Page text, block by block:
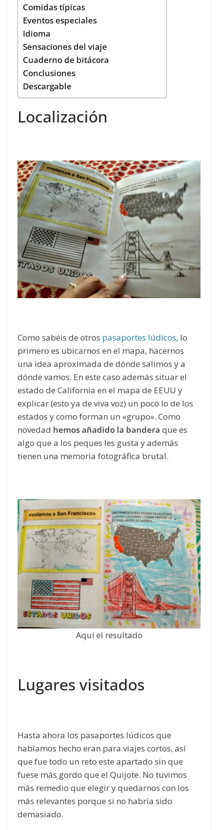
Comidas típicas
Eventos especiales
Idioma
Sensaciones del viaje
Cuaderno de bitácora
Conclusiones
Descargable
Localización
Como sabéis de otros pasaportes lúdicos, lo
primero es ubicarnos en el mapa, hacernos
una idea aproximada de dónde salimos y a
dónde vamos. En este caso además situar el
estado de California en el mapa de EEUU y
explicar (esto ya de viva voz) un poco lo de los
estados y como forman un «grupo». Como
novedad hemos añadido la bandera que es
algo que a los peques les gusta y además
tienen una memoria fotográfica brutal.
Aquí el resultado
Lugares visitados
Hasta ahora los pasaportes lúdicos que
habíamos hecho eran para viajes cortos, así
que fue todo un reto este apartado sin que
fuese más gordo que el Quijote. No tuvimos
más remedio que elegir y quedarnos con los
más relevantes porque si no habría sido
demasiado.